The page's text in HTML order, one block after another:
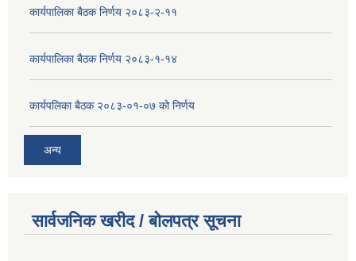
कार्यपालिका बैठक निर्णय २०८३-२-११
कार्यपालिका बैठक निर्णय २०८३-१-१४
कार्यपलिका बैठक २०८३-०१-०७ को निर्णय
अन्य
सार्वजनिक खरीद / बोलपत्र सूचना